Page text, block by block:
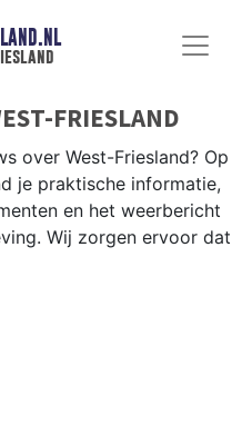
FRIESLAND
over West-Friesland? Op
je praktische informatie,
en het weerbericht
Wij zorgen ervoor dat